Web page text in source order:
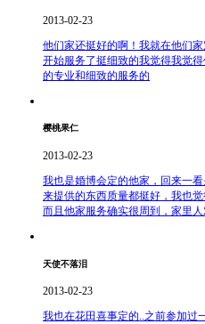
2013-02-23
他们家还挺好的啊！我就在他们
开始服务了挺细致的我觉得我觉
的专业和细致的服务的
樱桃果仁
2013-02-23
我也是婚博会定的他家，回来一
来提供的东西质量都挺好，我也
而且他家服务确实很周到，家里
天使不落泪
2013-02-23
我也在花田喜事定的..之前参加过